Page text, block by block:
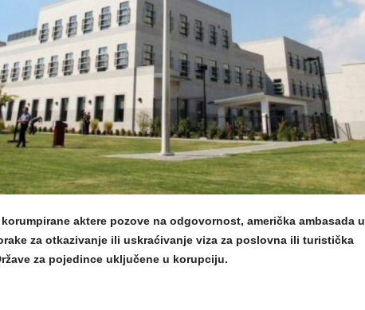
aktere pozove na odgovornost, američka ambasada u
za otkazivanje ili uskraćivanje viza za poslovna ili turistička
za pojedince uključene u korupciju.